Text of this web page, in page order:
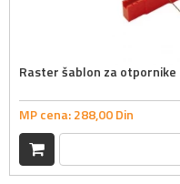
Raster šablon za otpornike
MP cena:288,00Din